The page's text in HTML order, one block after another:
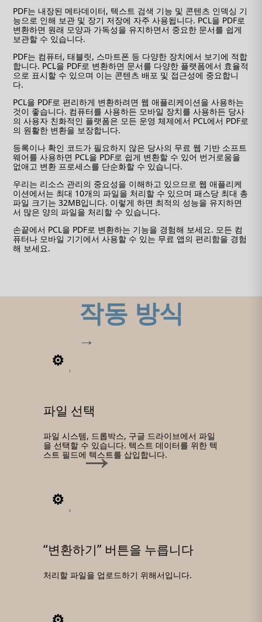
PDF는 내장된 메타데이터, 텍스트 검색 기능 및 콘텐츠 인덱싱 기
능으로 인해 보관 및 장기 저장에 자주 사용됩니다. PCL을 PDF로
변환하면 원래 모양과 가독성을 유지하면서 중요한 문서를 쉽게
보관할 수 있습니다.
PDF는 컴퓨터, 태블릿, 스마트폰 등 다양한 장치에서 보기에 적합
합니다. PCL을 PDF로 변환하면 문서를 다양한 플랫폼에서 효율적
으로 표시할 수 있으며 이는 콘텐츠 배포 및 접근성에 중요합니
다.
PCL을 PDF로 편리하게 변환하려면 웹 애플리케이션을 사용하는
것이 좋습니다. 컴퓨터를 사용하든 모바일 장치를 사용하든 당사
의 사용자 친화적인 플랫폼은 모든 운영 체제에서 PCL에서 PDF로
의 원활한 변환을 보장합니다.
등록이나 확인 코드가 필요하지 않은 당사의 무료 웹 기반 소프트
웨어를 사용하면 PCL을 PDF로 쉽게 변환할 수 있어 번거로움을
없애고 변환 프로세스를 단순화할 수 있습니다.
우리는 리소스 관리의 중요성을 이해하고 있으므로 웹 애플리케
이션에서는 최대 10개의 파일을 처리할 수 있으며 패스당 최대 총
파일 크기는 32MB입니다. 이렇게 하면 최적의 성능을 유지하면
서 많은 양의 파일을 처리할 수 있습니다.
손끝에서 PCL을 PDF로 변환하는 기능을 경험해 보세요. 모든 컴
퓨터나 모바일 기기에서 사용할 수 있는 무료 앱의 편리함을 경험
해 보세요.
작동 방식
1
파일 선택
파일 시스템, 드롭박스, 구글 드라이브에서 파일
을 선택할 수 있습니다. 텍스트 데이터를 위한 텍
스트 필드에 텍스트를 삽입합니다.
2
“변환하기” 버튼을 누릅니다
처리할 파일을 업로드하기 위해서입니다.